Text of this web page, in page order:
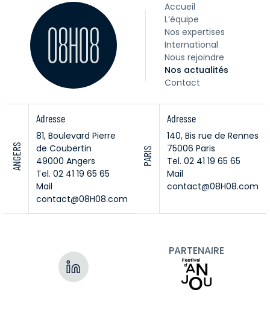
Accueil
L’équipe
Nos expertises
International
Nous rejoindre
Nos actualités
Contact
ANGERS
Adresse
81, Boulevard Pierre
de Coubertin
49000 Angers
Tel. 02 41 19 65 65
Mail
contact@08H08.com
PARIS
Adresse
140, Bis rue de Rennes
75006 Paris
Tel. 02 41 19 65 65
Mail
contact@08H08.com
PARTENAIRE